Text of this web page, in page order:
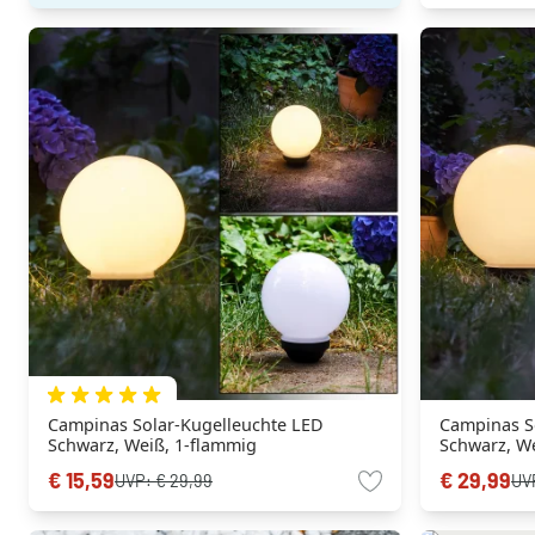
Campinas Solar-Kugelleuchte LED
Schwarz, Weiß, 1-flammig
€ 15,59UVP:€ 29,99
Campinas
Schwarz,
€ 29,99